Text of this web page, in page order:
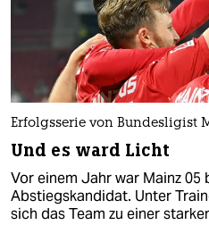
Erfolgsserie von Bundesligist
Und es ward Licht
Vor einem Jahr war Mainz 05
Abstiegskandidat. Unter
sich das Team zu einer